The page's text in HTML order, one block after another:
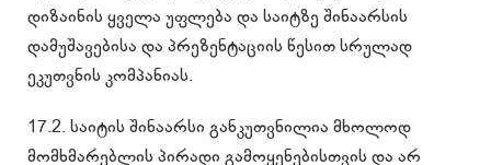
დიზაინის ყველა უფლება და საიტზე შინაარსის
დამუშავებისა და პრეზენტაციის წესით სრულად
ეკუთვნის კომპანიას.
17.2. საიტის შინაარსი განკუთვნილია მხოლოდ
მომხმარებლის პირადი გამოყენებისთვის და არ